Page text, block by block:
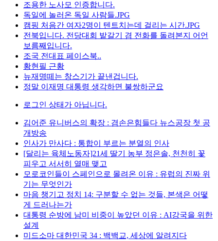
조용한 노사모 인증합니다.
독일에 놀러온 독일 사람들.JPG
캠핑 처음간 여자2명이 텐트치는데 걸리는 시간.JPG
전북입니다. 전당대회 밭갈기 겸 전화를 돌려본지 어언
보름째입니다.
조국 전대표 페이스북..
황현필 근황
뉴재명떼는 창스기가 끝낸겁니다.
정말 이재명 대통령 생각하면 불쌍하군요
로그인 상태가 아닙니다.
김어준 유니버스의 확장 : 겸손은힘들다 뉴스공장 첫 공
개방송
인사가 만사다 : 통합이 부르는 분열의 인사
[달리는 육체노동자]21세 딸기 농부 정은솔, 천천히 꽃
피우고 서서히 열매 맺고
모로코인들이 스페인으로 몰려온 이유 : 유럽의 진짜 위
기는 무엇인가
마음 챙기고 정치 14: 구분할 수 없는 것들, 본색은 어떻
게 드러나는가
대통령 순방에 남미 비중이 높았던 이유 : AI강국을 위한
설계
미드소마 대한민국 34 : 백백교, 세상에 알려지다